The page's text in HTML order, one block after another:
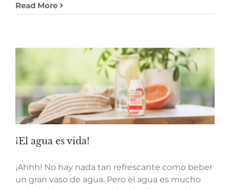
Read More
¡El agua es vida!
¡Ahhh! No hay nada tan refrescante como beber
un gran vaso de agua. Pero el agua es mucho